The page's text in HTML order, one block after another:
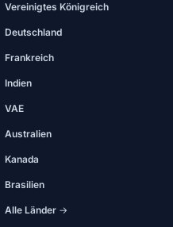
Vereinigtes Königreich
Deutschland
Frankreich
Indien
VAE
Australien
Kanada
Brasilien
Alle Länder →